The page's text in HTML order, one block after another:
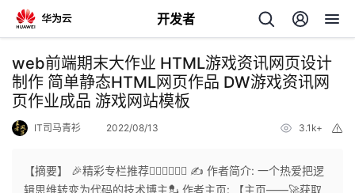
开发者
返
回
个
web前端期末大作业 HTML游戏资讯网页设计
制作 简单静态HTML网页作品 DW游戏资讯网
页作业成品 游戏网站模板
IT司马青衫 2022/08/13 3.1k+
【摘要】 🎉精彩专栏推荐👇🏻👇🏻👇🏻 ✍️ 作者简介: 一个热爱把逻
辑思维转变为代码的技术博主💂 作者主页: 【主页——🚀获取